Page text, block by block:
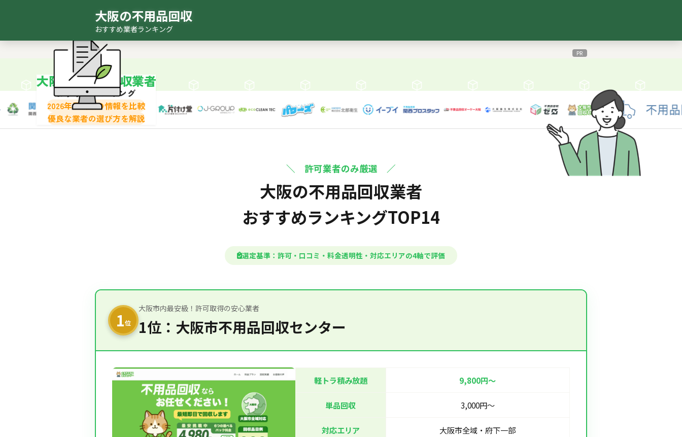
大阪の不用品回収
おすすめ業者ランキング
PR
大阪の不用品回収業者
おすすめランキング
2026年最新版の情報を比較
優良な業者の選び方を解説
＼ 許可業者のみ厳選 ／
大阪の不用品回収業者
おすすめランキングTOP14
選定基準：許可・口コミ・料金透明性・対応エリアの4軸で評価
1位
大阪市内最安級！許可取得の安心業者
1位：大阪市不用品回収センター
軽トラ積み放題 9,800円〜
単品回収 3,000円〜
対応エリア 大阪市全域・府下一部